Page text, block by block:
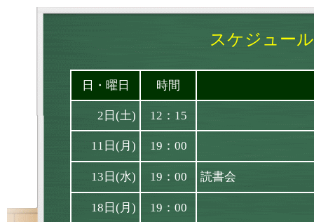
スケジュー
日・曜日 時間
2日(土) 12：15
11日(月) 19：00
13日(水) 19：00 読書会
18日(月) 19：00